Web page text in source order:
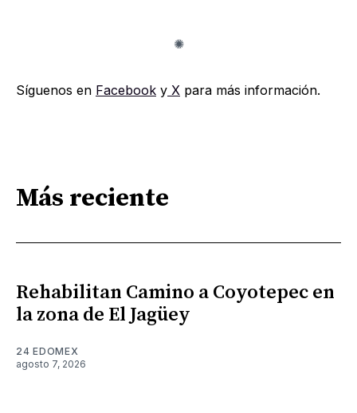
Síguenos en Facebook y X para más información.
Más reciente
Rehabilitan Camino a Coyotepec en
la zona de El Jagüey
24 EDOMEX
agosto 7, 2026